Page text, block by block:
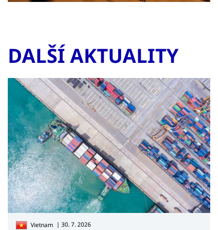
DALŠÍ AKTUALITY
Vietnam | 30. 7. 2026